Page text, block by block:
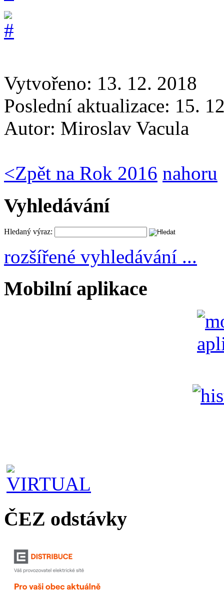
Vytvořeno: 13. 12. 2018
Poslední aktualizace: 15.
Autor: Miroslav Vacula
<Zpět na Rok 2016 nahoru
Vyhledávání
Hledaný výraz:
rozšířené vyhledávání ...
Mobilní aplikace
ČEZ odstávky